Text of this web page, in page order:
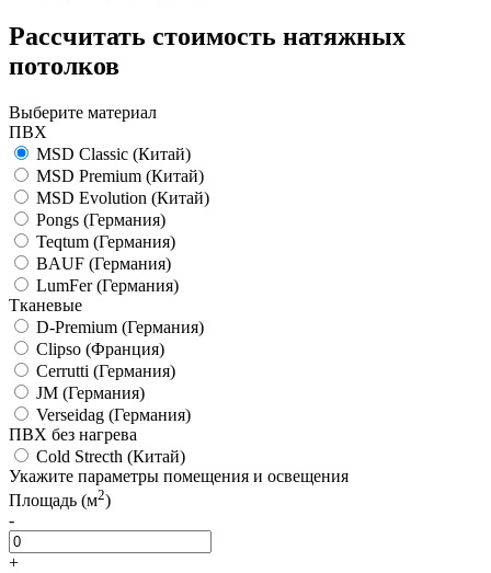
Рассчитать стоимость натяжных
потолков
Выберите материал
ПВХ
MSD Classic (Китай)
MSD Premium (Китай)
MSD Evolution (Китай)
Pongs (Германия)
Teqtum (Германия)
BAUF (Германия)
LumFer(Германия)
Тканевые
D-Premium (Германия)
Clipso (Франция)
Cerrutti (Германия)
JM (Германия)
Verseidag (Германия)
ПВХ без нагрева
Cold Strecth (Китай)
Укажите параметры помещения и освещения
Площадь (м2)
-
+